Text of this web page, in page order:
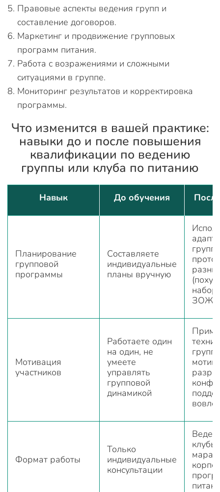
Правовые аспекты ведения групп и
составление договоров.
Маркетинг и продвижение групповых
программ питания.
Работа с возражениями и сложными
ситуациями в группе.
Мониторинг результатов и корректировка
программы.
Что изменится в вашей практике:
навыки до и после повышения
квалификации по ведению
группы или клуба по питанию
Навык До обучения
Планирование
групповой
программы
Составляете
индивидуальные
планы вручную
набор
ЗОЖ)
Мотивация
участников
Работаете один
на один, не
умеете
управлять
групповой
динамикой
Формат работы
Только
индивидуальные
консультации